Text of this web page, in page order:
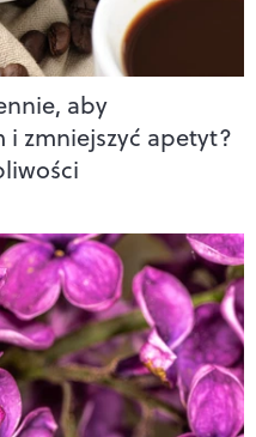
aby
i zmniejszyć apetyt?